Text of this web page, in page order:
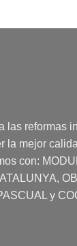
las reformas
la mejor
con:
y